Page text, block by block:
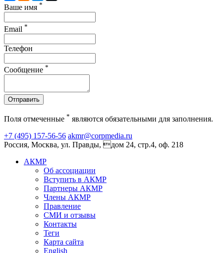
Ваше имя *
Email *
Телефон
Сообщение *
Отправить
Поля отмеченные * являются обязательными для заполнения.
+7 (495) 157-56-56 akmr@corpmedia.ru
Россия, Москва, ул. Правды, дом 24, стр.4, оф. 218
АКМР
Об ассоциации
Вступить в АКМР
Партнеры АКМР
Члены АКМР
Правление
СМИ и отзывы
Контакты
Теги
Карта сайта
English